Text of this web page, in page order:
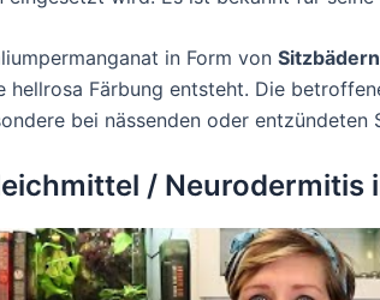
in Form von Sitzbädern
hellrosa Färbung entsteht. Die
bei nässenden oder entzündeten
/ Neurodermitis